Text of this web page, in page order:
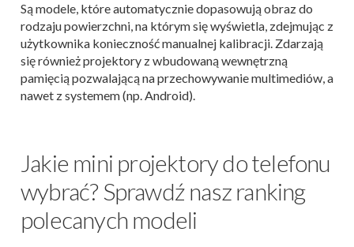
Są modele, które automatycznie dopasowują obraz do
rodzaju powierzchni, na którym się wyświetla, zdejmując z
użytkownika konieczność manualnej kalibracji. Zdarzają
się również projektory z wbudowaną wewnętrzną
pamięcią pozwalającą na przechowywanie multimediów, a
nawet z systemem (np. Android).
Jakie mini projektory do telefonu
wybrać? Sprawdź nasz ranking
polecanych modeli